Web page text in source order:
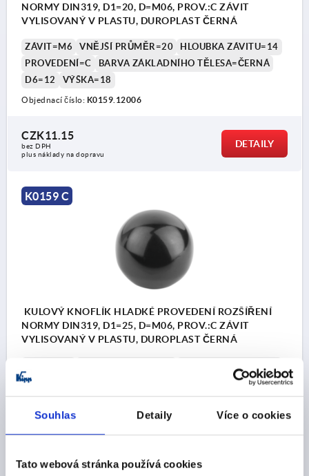
Souhlas Detaily Více o cookies
Tato webová stránka používá cookies
NORMY DIN319, D1=20, D=M06, PROV.:C ZÁVIT
VYLISOVANÝ V PLASTU, DUROPLAST ČERNÁ
ZÁVIT=M6 VNĚJŠÍ PRŮMĚR=20
HLOUBKA ZÁVITU=14
PROVEDENÍ=C
BARVA ZÁKLADNÍHO TĚLESA=ČERNÁ
D6=12
VÝŠKA=18
Objednací číslo: K0159.12006
CZK11.15
bez DPH
plus náklady na dopravu
DETAILY
K0159 C
KULOVÝ KNOFLÍK HLADKÉ PROVEDENÍ ROZŠÍŘENÍ
NORMY DIN319, D1=25, D=M06, PROV.:C ZÁVIT
VYLISOVANÝ V PLASTU, DUROPLAST ČERNÁ
PROVEDENÍ=C
BARVA ZÁKLADNÍHO TĚLESA=ČERNÁ
D6=15
VÝŠKA=22,5
Objednací číslo: K0159.12506
bez DPH